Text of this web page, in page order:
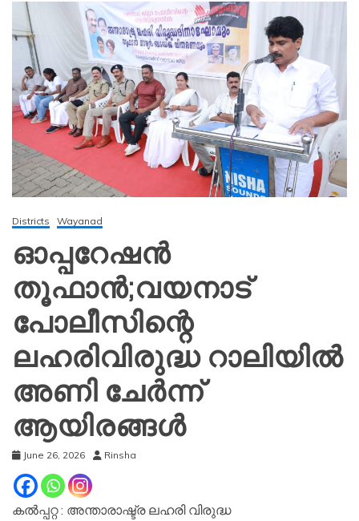
Districts Wayanad
ഓപ്പറേഷൻ
തൂഫാൻ;വയനാട്
പോലീസിന്റെ
ലഹരിവിരുദ്ധ റാലിയിൽ
അണി ചേർന്ന്
ആയിരങ്ങൾ
June 26, 2026 Rinsha
കൽപ്പറ്റ : അന്താരാഷ്ട്ര ലഹരി വിരുദ്ധ